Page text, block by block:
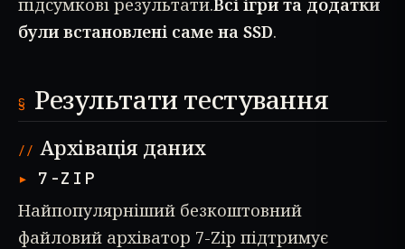
були встановлені саме на SSD.
Результати тестування
Архівація даних
7-ZIP
Найпопулярніший безкоштовний
файловий архіватор 7-Zip підтримує